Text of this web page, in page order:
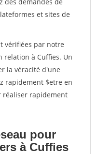
et sites de
vérifiées par notre
relation à Cuffies. Un
la véracité d'une
rapidement $etre en
réaliser rapidement
pour
à Cuffies